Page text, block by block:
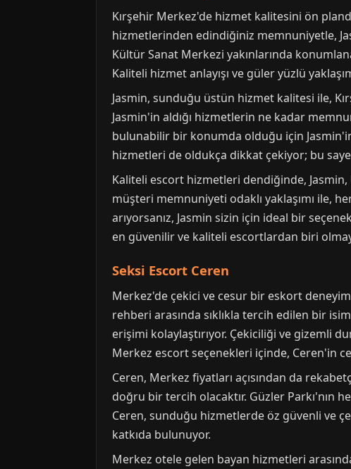
Kırşehir Merkez'de hizmet kalitesini ön
hizmetlerinden edindiğiniz memnuniyetle,
Kültür Sanat Merkezi yakınlarında
Kaliteli hizmet anlayışı ve güler yüzlü
Jasmin, sunduğu üstün hizmet kalitesi ile,
Jasmin'in aldığı hizmetlerin ne kadar
bulunabilir bir konumda olduğu için
hizmetleri de oldukça dikkat çekiyor; bu
Kaliteli escort hizmetleri dendiğinde,
müşteri memnuniyeti odaklı yaklaşımı ile,
arıyorsanız, Jasmin sizin için ideal bir
en güvenilir ve kaliteli escortlardan biri
Seksi Escort Ceren
Merkez'de çekici ve cesur bir eskort
rehberi arasında sıklıkla tercih edilen bir
erişimi kolaylaştırıyor. Çekiciliği ve gizemli
Merkez escort seçenekleri içinde, Ceren'in
Ceren, Merkez fiyatları açısından da
doğru bir tercih olacaktır. Güzler Parkı'nın
Ceren, sunduğu hizmetlerde öz güvenli ve
katkıda bulunuyor.
Merkez otele gelen bayan hizmetleri